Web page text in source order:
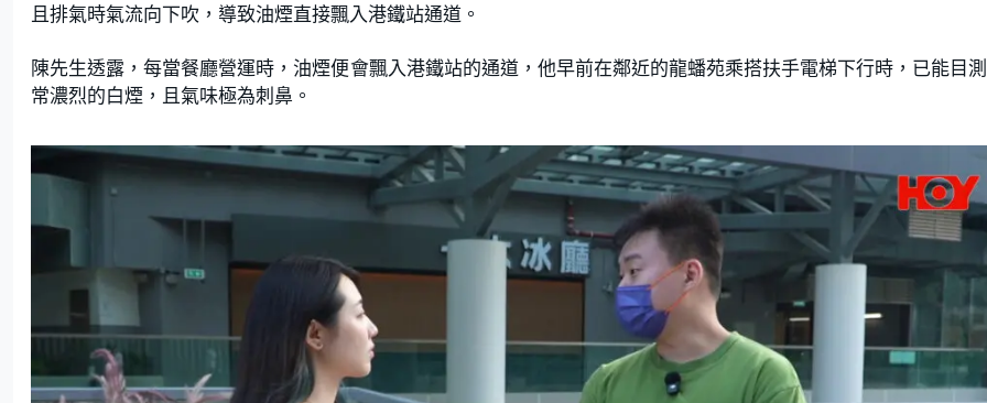
且排氣時氣流向下吹，導致油煙直接飄入港鐵站通道。
陳先生透露，每當餐廳營運時，油煙便會飄入港鐵站的通道，他早前在鄰近的龍蟠苑乘搭扶手電梯下行時，已能目
常濃烈的白煙，且氣味極為刺鼻。